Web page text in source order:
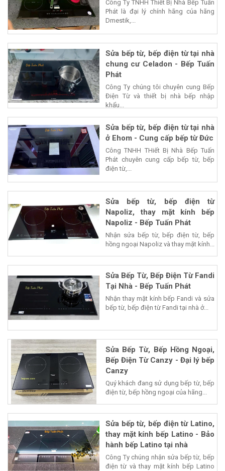
Công Ty TNHH Thiết Bị Nhà Bếp Tuấn
Phát là đại lý chính hãng của hãng
Dmestik,...
Sửa bếp từ, bếp điện từ tại nhà
chung cư Celadon - Bếp Tuấn
Phát
Công Ty chúng tôi chuyên cung Bếp
Điện Từ và thiết bị nhà bếp nhập
khẩu...
Sửa bếp từ, bếp điện từ tại nhà
ở Ehom - Cung cấp bếp từ Đức
Công TNHH THiết Bị Nhà Bếp Tuấn
Phát chuyên cung cấp bếp từ, bếp
điện từ,...
Sửa bếp từ, bếp điện từ
Napoliz, thay mặt kính bếp
Napoliz - Bếp Tuấn Phát
Nhận sửa bếp từ, bếp điện từ, bếp
hồng ngoại Napoliz và thay mặt kính...
Sửa Bếp Từ, Bếp Điện Từ Fandi
Tại Nhà - Bếp Tuấn Phát
Nhận thay mặt kính bếp Fandi và sửa
bếp từ, bếp điện từ Fandi tại nhà ở...
Sửa Bếp Từ, Bếp Hồng Ngoại,
Bếp Điện Từ Canzy - Đại lý bếp
Canzy
Quý khách đang sử dụng bếp từ, bếp
điện từ, bếp hồng ngoại của hãng...
Sửa bếp từ, bếp điện từ Latino,
thay mặt kính bếp Latino - Bảo
hành bếp Latino tại nhà
Công Ty chúng nhận sửa bếp từ, bếp
điện từ và thay mặt kính bếp Latino